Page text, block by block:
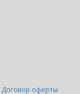
Договор оферты